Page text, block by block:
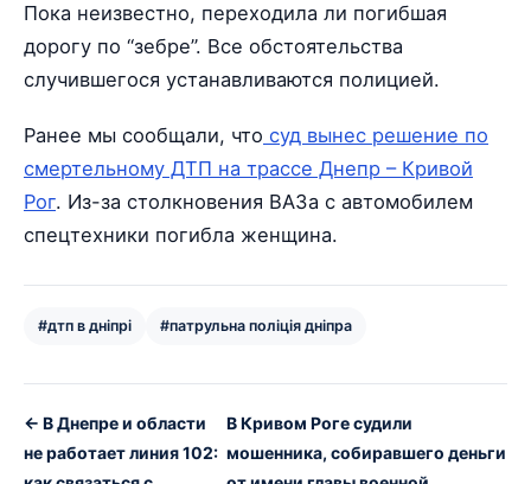
Пока неизвестно, переходила ли погибшая
дорогу по “зебре”. Все обстоятельства
случившегося устанавливаются полицией.
Ранее мы сообщали, что суд вынес решение по
смертельному ДТП на трассе Днепр – Кривой
Рог. Из-за столкновения ВАЗа с автомобилем
спецтехники погибла женщина.
#дтп в дніпрі #патрульна поліція дніпра
← В Днепре и области
не работает линия 102:
В Кривом Роге судили
мошенника, собиравшего деньги